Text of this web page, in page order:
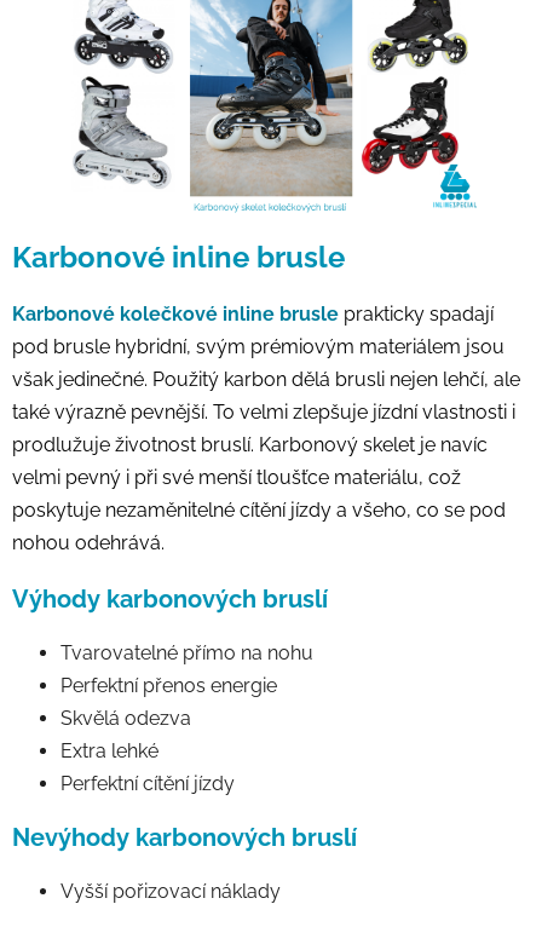
Karbonové inline brusle
Karbonové kolečkové inline brusle prakticky spadají
pod brusle hybridní, svým prémiovým materiálem jsou
však jedinečné. Použitý karbon dělá brusli nejen lehčí, ale
také výrazně pevnější. To velmi zlepšuje jízdní vlastnosti i
prodlužuje životnost bruslí. Karbonový skelet je navíc
velmi pevný i při své menší tloušťce materiálu, což
poskytuje nezaměnitelné cítění jízdy a všeho, co se pod
nohou odehrává.
Výhody karbonových bruslí
Tvarovatelné přímo na nohu
Perfektní přenos energie
Skvělá odezva
Extra lehké
Perfektní cítění jízdy
Nevýhody karbonových bruslí
Vyšší pořizovací náklady